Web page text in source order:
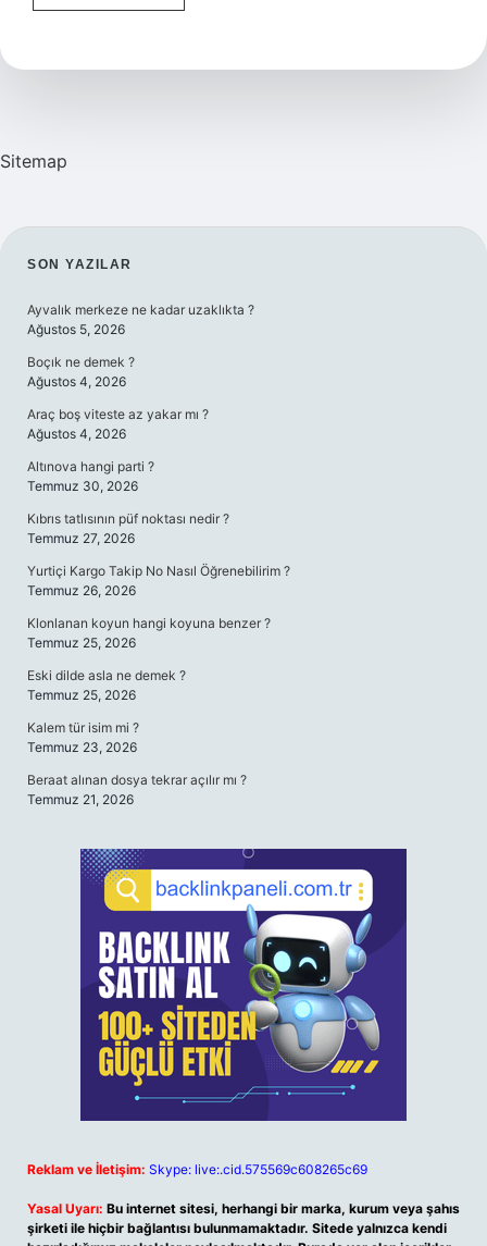
Paketinin
Var
Sitemap
SIDEBAR
SON YAZILAR
Ayvalık merkeze ne kadar uzaklıkta ?
Ağustos 5, 2026
Boçık ne demek ?
Ağustos 4, 2026
Araç boş viteste az yakar mı ?
Ağustos 4, 2026
Altınova hangi parti ?
Temmuz 30, 2026
Kıbrıs tatlısının püf noktası nedir ?
Temmuz 27, 2026
Yurtiçi Kargo Takip No Nasıl Öğrenebilirim ?
Temmuz 26, 2026
Klonlanan koyun hangi koyuna benzer ?
Temmuz 25, 2026
Eski dilde asla ne demek ?
Temmuz 25, 2026
Kalem tür isim mi ?
Temmuz 23, 2026
Beraat alınan dosya tekrar açılır mı ?
Temmuz 21, 2026
Reklam ve İletişim: Skype: live:.cid.575569c608265c69
Yasal Uyarı: Bu internet sitesi, herhangi bir marka, kurum veya şahıs
şirketi ile hiçbir bağlantısı bulunmamaktadır. Sitede yalnızca kendi